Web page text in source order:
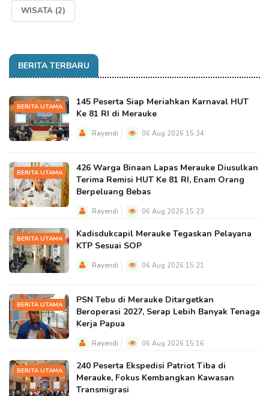
WISATA (2)
BERITA TERBARU
BERITA UTAMA
145 Peserta Siap Meriahkan Karnaval HUT
Ke 81 RI di Merauke
Rayendi 06 Aug 2026 15:34
BERITA UTAMA
426 Warga Binaan Lapas Merauke Diusulkan
Terima Remisi HUT Ke 81 RI, Enam Orang
Berpeluang Bebas
Rayendi 06 Aug 2026 15:23
BERITA UTAMA
Kadisdukcapil Merauke Tegaskan Pelayana
KTP Sesuai SOP
Rayendi 06 Aug 2026 15:21
BERITA UTAMA
PSN Tebu di Merauke Ditargetkan
Beroperasi 2027, Serap Lebih Banyak Tenaga
Kerja Papua
Rayendi 06 Aug 2026 15:16
BERITA UTAMA
240 Peserta Ekspedisi Patriot Tiba di
Merauke, Fokus Kembangkan Kawasan
Transmigrasi